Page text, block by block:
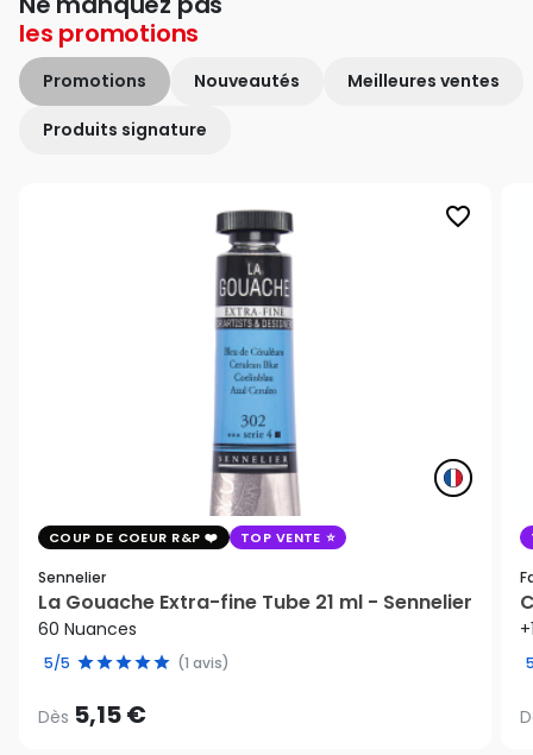
les promotions
Promotions Nouveautés Meilleures ventes
Produits signature
favorite_border
COUP DE COEUR R&P TOP VENTE
Sennelier
La Gouache Extra-fine Tube 21 ml - Sennelier
60 Nuances
5/5 (1 avis)
Dès 5,15 €